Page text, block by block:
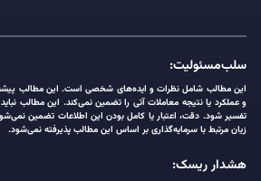
سلب‌مسئولیت:
این مطالب شامل نظرات و ایده‌های شخصی است. این مطالب
و عملکرد یا نتیجه معاملات آتی را تضمین نمی‌کند. این مطالب
تفسیر شود. دقت، اعتبار یا کامل بودن این اطلاعات تضمین
زیان مرتبط با سرمایه‌گذاری بر اساس این مطالب پذیرفته نمی‌شود.
هشدار ریسک: